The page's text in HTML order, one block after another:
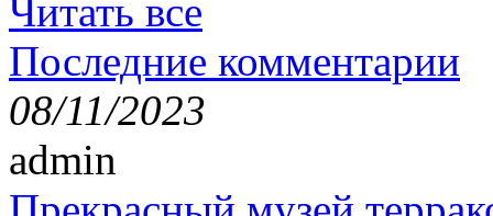
Читать все
Последние комментарии
08/11/2023
admin